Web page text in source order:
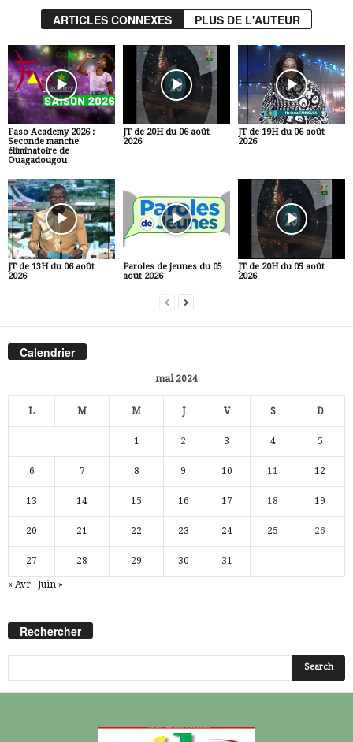
ARTICLES CONNEXES PLUS DE L'AUTEUR
Faso Academy 2026 :
Seconde manche
éliminatoire de
Ouagadougou
JT de 20H du 06 août
2026
JT de 19H du 06 août
2026
JT de 13H du 06 août
2026
Paroles de jeunes du 05
août 2026
JT de 20H du 05 août
2026
Calendrier
mai 2024
L M M J V S D
1 2 3 4 5
6 7 8 9 10 11 12
13 14 15 16 17 18 19
20 21 22 23 24 25 26
27 28 29 30 31
« Avr Juin »
Rechercher